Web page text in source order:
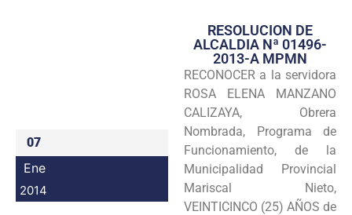
Transparencia
Seguridad
Programas
Intranet
07
Ene
2014
RESOLUCION DE
ALCALDIA Nª 01496-
2013-A MPMN
RECONOCER a la servidora
ROSA ELENA MANZANO
CALIZAYA, Obrera
Nombrada, Programa de
Funcionamiento, de la
Municipalidad Provincial
Mariscal Nieto,
VEINTICINCO (25) AÑOS de